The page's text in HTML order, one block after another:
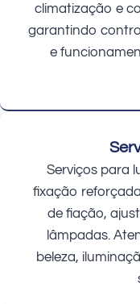
climatização e
garantindo
e
Serviços para
fixação
de fiação,
lâmpadas.
beleza,